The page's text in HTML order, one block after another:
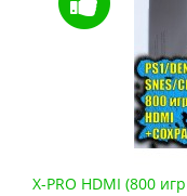
X-PRO HDMI (800